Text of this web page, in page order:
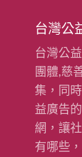
台灣公
台灣公
團體,慈
集，同
益廣告
網，讓
有哪些